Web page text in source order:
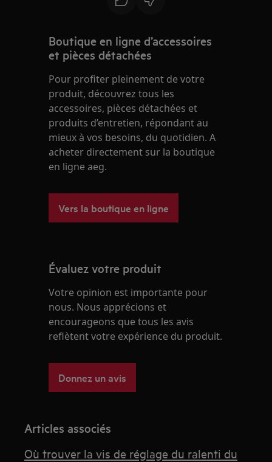
Boutique en ligne d’accessoires
et pièces détachées
Pour profiter pleinement de votre
produit, découvrez tous les
accessoires, pièces détachées et
produits d’entretien, répondant au
mieux à vos besoins, du quotidien. A
acheter directement sur la boutique
en ligne aeg.
Vers la boutique en ligne
Évaluez votre produit
Votre opinion est importante pour
nous. Nous apprécions et
encourageons que tous les avis
reflètent votre expérience du produit.
Donnez un avis
Articles associés
Où trouver la vis de réglage du ralenti du